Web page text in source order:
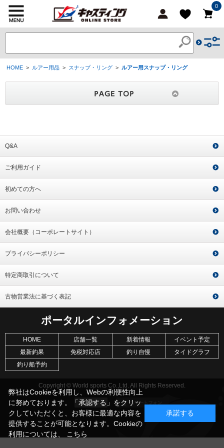
0
HOME > ルアー用品 > スナップ・リング > ルアー用スナップ・リング
Q&A
ご利用ガイド
初めての方へ
お問い合わせ
会社概要（コーポレートサイト）
プライバシーポリシー
特定商取引について
古物営業法に基づく表記
ポータルインフォメーション
HOME 店舗一覧 新着情報
イベント予定
最新釣果
免税対応店 釣り自慢
タイドグラフ
釣り船予約
Copyright © World sports Co.,Ltd. All Rights Reserved.
弊社はCookieを利用し、Webの利便性向上
に努めております。「承認する」をクリッ
クしていただくと、お客様に最適な内容を
提供することが可能となります。Cookieの
利用については、 こちら
承諾する